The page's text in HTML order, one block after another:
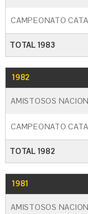
CAMPEONATO
TOTAL 1983
1982
AMISTOSOS
CAMPEONATO
TOTAL 1982
1981
AMISTOSOS